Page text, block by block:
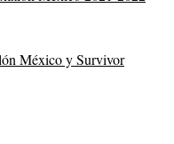
México y Survivor